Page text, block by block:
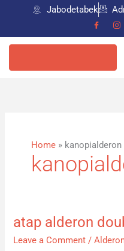
content
Jabodetabek
Home» kanopialderon
atap alderon
Leave a Comment /
atap
alderon